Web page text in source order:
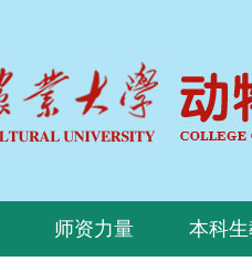
师资力量 本科